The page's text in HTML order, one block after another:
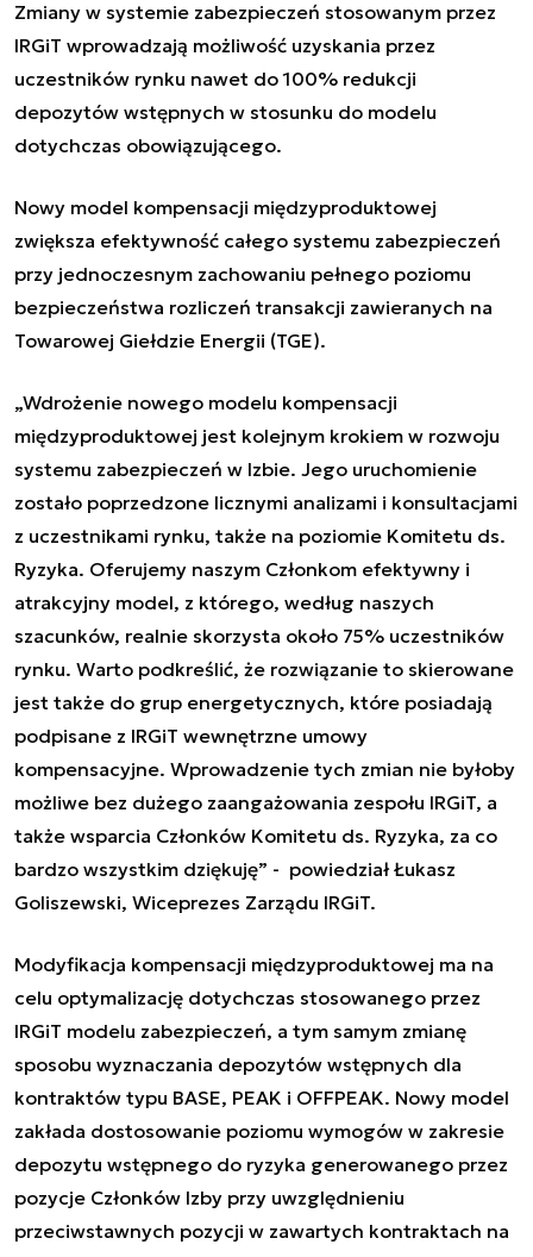
Zmiany w systemie zabezpieczeń stosowanym przez
IRGiT wprowadzają możliwość uzyskania przez
uczestników rynku nawet do 100% redukcji
depozytów wstępnych w stosunku do modelu
dotychczas obowiązującego.
Nowy model kompensacji międzyproduktowej
zwiększa efektywność całego systemu zabezpieczeń
przy jednoczesnym zachowaniu pełnego poziomu
bezpieczeństwa rozliczeń transakcji zawieranych na
Towarowej Giełdzie Energii (TGE).
„Wdrożenie nowego modelu kompensacji
międzyproduktowej jest kolejnym krokiem w rozwoju
systemu zabezpieczeń w Izbie. Jego uruchomienie
zostało poprzedzone licznymi analizami i konsultacjami
z uczestnikami rynku, także na poziomie Komitetu ds.
Ryzyka. Oferujemy naszym Członkom efektywny i
atrakcyjny model, z którego, według naszych
szacunków, realnie skorzysta około 75% uczestników
rynku. Warto podkreślić, że rozwiązanie to skierowane
jest także do grup energetycznych, które posiadają
podpisane z IRGiT wewnętrzne umowy
kompensacyjne. Wprowadzenie tych zmian nie byłoby
możliwe bez dużego zaangażowania zespołu IRGiT, a
także wsparcia Członków Komitetu ds. Ryzyka, za co
bardzo wszystkim dziękuję” - powiedział Łukasz
Goliszewski, Wiceprezes Zarządu IRGiT.
Modyfikacja kompensacji międzyproduktowej ma na
celu optymalizację dotychczas stosowanego przez
IRGiT modelu zabezpieczeń, a tym samym zmianę
sposobu wyznaczania depozytów wstępnych dla
kontraktów typu BASE, PEAK i OFFPEAK. Nowy model
zakłada dostosowanie poziomu wymogów w zakresie
depozytu wstępnego do ryzyka generowanego przez
pozycje Członków Izby przy uwzględnieniu
przeciwstawnych pozycji w zawartych kontraktach na